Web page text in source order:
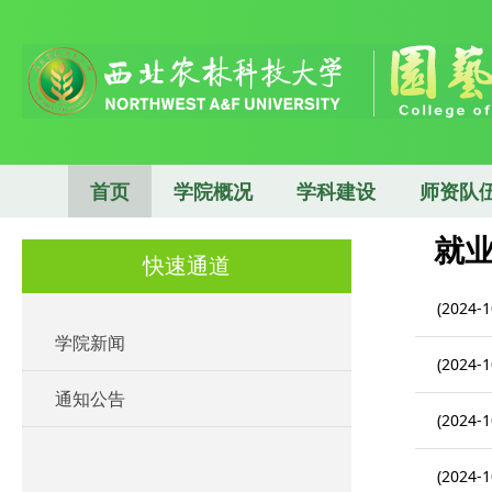
首页 学院概况 学科建设 师资队
快速通道
学院新闻
通知公告
就
(2024-
(2024-
(2024-
(2024-